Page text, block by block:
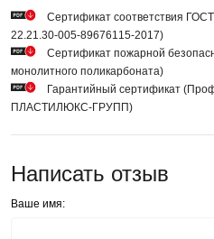
Сертификат соответствия
22.21.30-005-89676115-2017)
Сертификат пожарной
монолитного поликарбоната)
Гарантийный сертификат
ПЛАСТИЛЮКС-ГРУПП)
Написать отзыв
Ваше имя: